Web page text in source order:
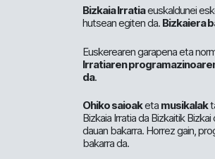
Bizkaia Irratiaeuskaldunei
hutsean egiten da. Bizkaiera
Euskerearen garapena eta
Irratiaren
da.
Ohiko saioaketa musikalak
Bizkaia Irratia da Bizkaitik
dauan bakarra. Horrez gain,
bakarra da.